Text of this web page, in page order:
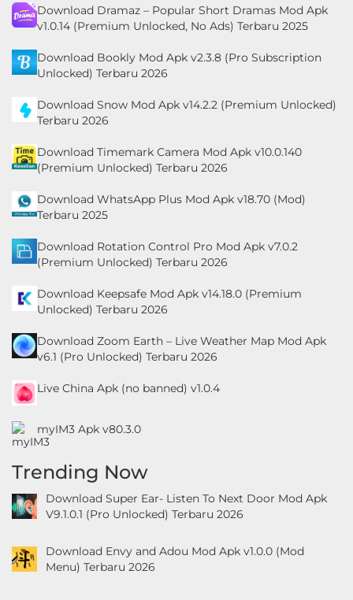
Download Dramaz – Popular Short Dramas Mod Apk
v1.0.14 (Premium Unlocked, No Ads) Terbaru 2025
Download Bookly Mod Apk v2.3.8 (Pro Subscription
Unlocked) Terbaru 2026
Download Snow Mod Apk v14.2.2 (Premium Unlocked)
Terbaru 2026
Download Timemark Camera Mod Apk v10.0.140
(Premium Unlocked) Terbaru 2026
Download WhatsApp Plus Mod Apk v18.70 (Mod)
Terbaru 2025
Download Rotation Control Pro Mod Apk v7.0.2
(Premium Unlocked) Terbaru 2026
Download Keepsafe Mod Apk v14.18.0 (Premium
Unlocked) Terbaru 2026
Download Zoom Earth – Live Weather Map Mod Apk
v6.1 (Pro Unlocked) Terbaru 2026
Live China Apk (no banned) v1.0.4
myIM3 Apk v80.3.0
Trending Now
Download Super Ear- Listen To Next Door Mod Apk
V9.1.0.1 (Pro Unlocked) Terbaru 2026
Download Envy and Adou Mod Apk v1.0.0 (Mod
Menu) Terbaru 2026